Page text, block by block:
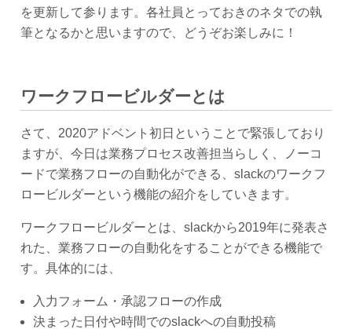
を更新して参ります。各社員とっておきのネタでの執
筆となるかと思いますので、どうぞお楽しみに！
ワークフロービルダーとは
さて、2020アドベント初日ということで緊張しており
ますが、今日は業務プロセス改善担当らしく、ノーコ
ードで業務フローの自動化ができる、slackのワークフ
ロービルダーという機能の紹介をしていきます。
ワークフロービルダーとは、slackから2019年に発表さ
れた、業務フローの自動化をすることができる機能で
す。具体的には、
入力フォーム・承認フローの作成
決まった日付や時間でのslackへの自動投稿